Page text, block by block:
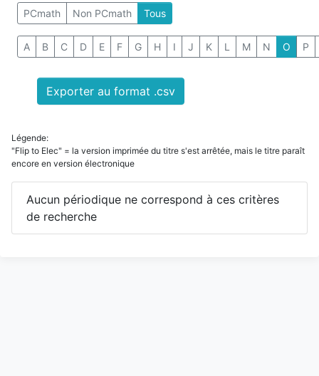
PCmath Non PCmath Tous
A B C D E F G H I J K L M N O P
Exporter au format .csv
Légende:
"Flip to Elec" = la version imprimée du titre s'est arrêtée, mais le titre paraît
encore en version électronique
Aucun périodique ne correspond à ces critères
de recherche